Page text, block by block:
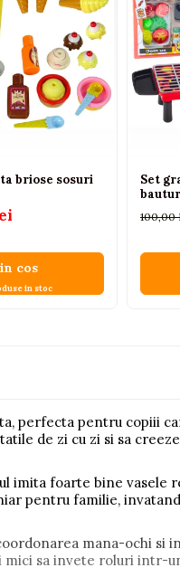
briose sosuri
cos
in stoc
Set
100,00
perfecta pentru copiii
de zi cu zi si sa
imita foarte bine vasele
pentru familie,
mana-ochi si
mici sa invete roluri intr-